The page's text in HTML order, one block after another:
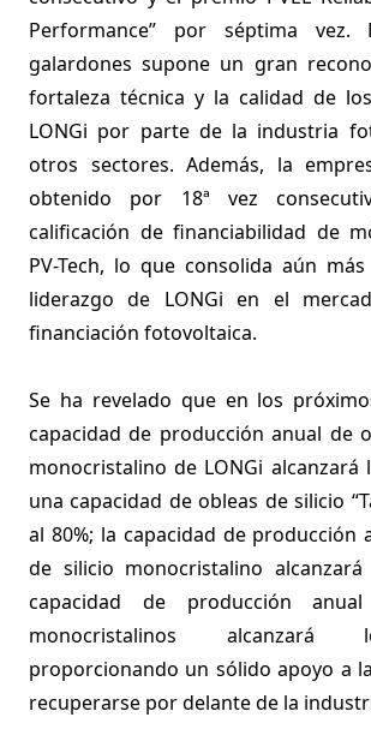
Performance” por séptima vez.
galardones supone un gran
fortaleza técnica y la calidad de
LONGi por parte de la industria
otros sectores. Además, la
obtenido por 18ª vez
calificación de financiabilidad de
PV-Tech, lo que consolida aún
liderazgo de LONGi en el
financiación fotovoltaica.
Se ha revelado que en los
capacidad de producción anual de
monocristalino de LONGi alcanzará
una capacidad de obleas de silicio
al 80%; la capacidad de producción
de silicio monocristalino alcanzará
capacidad de producción
monocristalinos alcanzará
proporcionando un sólido apoyo a
recuperarse por delante de la